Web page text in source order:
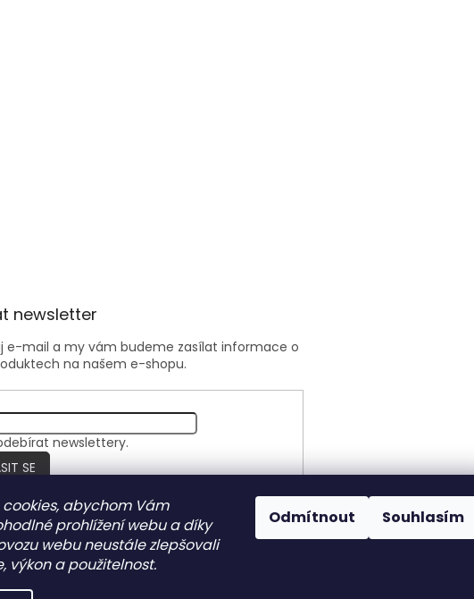
cookies, abychom Vám
prohlížení webu a díky
webu neustále zlepšovali
výkon a použitelnost.
Odmítnout Souhlasím
newsletter
e-mail a my vám budeme zasílat informace o
na našem e-shopu.
newslettery.
SE
Nite Ize Czech